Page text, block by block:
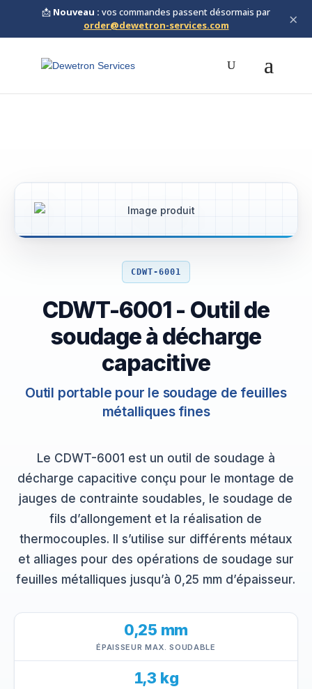
📩 Nouveau : vos commandes passent désormais par
order@dewetron-services.com
×
CDWT-6001
CDWT-6001 - Outil de
soudage à décharge
capacitive
Outil portable pour le soudage de feuilles
métalliques fines
Le CDWT-6001 est un outil de soudage à
décharge capacitive conçu pour le montage de
jauges de contrainte soudables, le soudage de
fils d’allongement et la réalisation de
thermocouples. Il s’utilise sur différents métaux
et alliages pour des opérations de soudage sur
feuilles métalliques jusqu’à 0,25 mm d’épaisseur.
0,25 mm
ÉPAISSEUR MAX. SOUDABLE
1,3 kg